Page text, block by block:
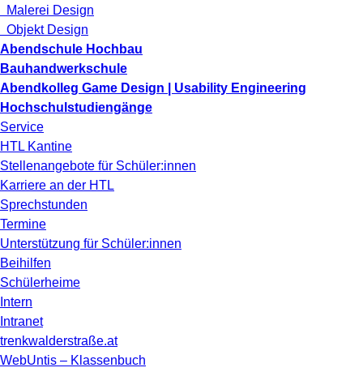
Malerei Design
Objekt Design
Abendschule Hochbau
Bauhandwerkschule
Abendkolleg Game Design | Usability Engineering
Hochschulstudiengänge
Service
HTL Kantine
Stellenangebote für Schüler:innen
Karriere an der HTL
Sprechstunden
Termine
Unterstützung für Schüler:innen
Beihilfen
Schülerheime
Intern
Intranet
trenkwalderstraße.at
WebUntis – Klassenbuch